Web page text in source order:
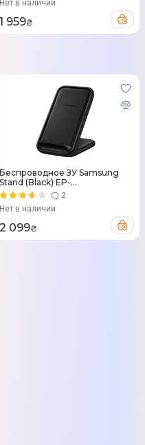
Нет в наличии
1 959₴
Беспроводное ЗУ Samsung
Stand (Black) EP-
N5200TBRGRU
2
Нет в наличии
2 099₴